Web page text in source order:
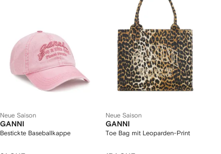
Neue Saison
GANNI
Bestickte Baseballkappe
Neue Saison
GANNI
Toe Bag mit Leoparden-Print